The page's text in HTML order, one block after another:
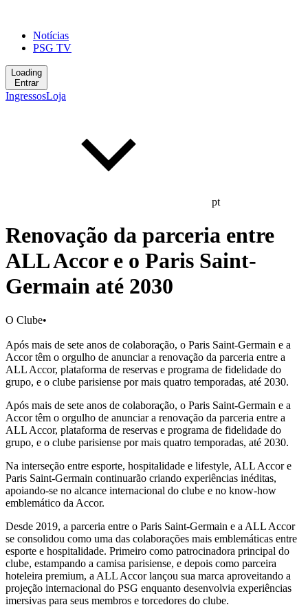
Notícias
PSG TV
Loading
Entrar
IngressosLoja
pt
Renovação da parceria entre
ALL Accor e o Paris Saint-
Germain até 2030
O Clube•
Após mais de sete anos de colaboração, o Paris Saint-Germain e a
Accor têm o orgulho de anunciar a renovação da parceria entre a
ALL Accor, plataforma de reservas e programa de fidelidade do
grupo, e o clube parisiense por mais quatro temporadas, até 2030.
Após mais de sete anos de colaboração, o Paris Saint-Germain e a
Accor têm o orgulho de anunciar a renovação da parceria entre a
ALL Accor, plataforma de reservas e programa de fidelidade do
grupo, e o clube parisiense por mais quatro temporadas, até 2030.
Na interseção entre esporte, hospitalidade e lifestyle, ALL Accor e
Paris Saint-Germain continuarão criando experiências inéditas,
apoiando-se no alcance internacional do clube e no know-how
emblemático da Accor.
Desde 2019, a parceria entre o Paris Saint-Germain e a ALL Accor
se consolidou como uma das colaborações mais emblemáticas entre
esporte e hospitalidade. Primeiro como patrocinadora principal do
clube, estampando a camisa parisiense, e depois como parceira
hoteleira premium, a ALL Accor lançou sua marca aproveitando a
projeção internacional do PSG enquanto desenvolvia experiências
imersivas para seus membros e torcedores do clube.